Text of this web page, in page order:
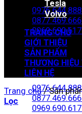
0976.644.888
0877.469.666
0969.690.617
Zalo đặt
0976.644.888
0877.469.666
0969.690.617
Tesla
Volvo
TRANG CHỦ
GIỚI THIỆU
SẢN PHẨM
THƯƠNG HIỆU
LIÊN HỆ
Trang chủ /Sản
Lọc